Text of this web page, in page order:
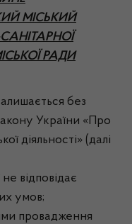
МІСЬКИЙ
РАДИ
без
України «Про
діяльності» (далі
відповідає
умов;
провадження